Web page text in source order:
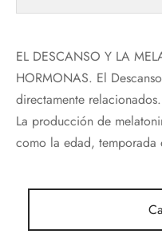
EL DESCANSO Y LA
HORMONAS. El
directamente relacionados.
La producción de
como la edad, temporada